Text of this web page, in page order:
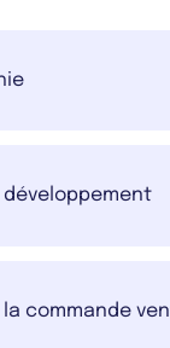
développement
la commande